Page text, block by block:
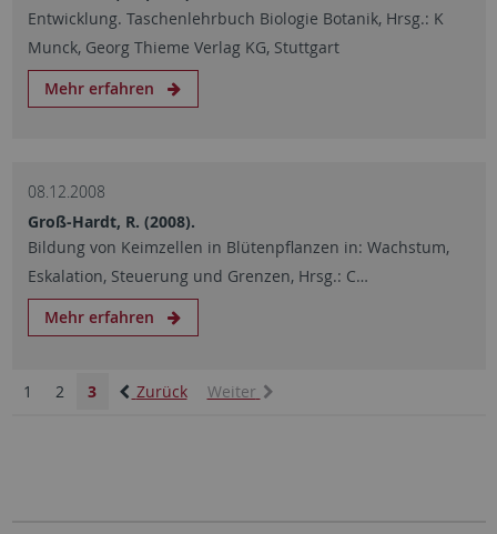
Entwicklung. Taschenlehrbuch Biologie Botanik, Hrsg.: K
Munck, Georg Thieme Verlag KG, Stuttgart
Mehr erfahren
08.12.2008
Groß-Hardt, R. (2008).
Bildung von Keimzellen in Blütenpflanzen in: Wachstum,
Eskalation, Steuerung und Grenzen, Hrsg.: C…
Mehr erfahren
Zurück
1 2 3 Weiter